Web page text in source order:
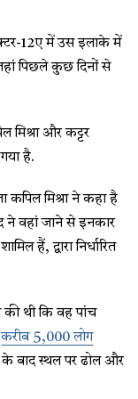
12ए में उस इलाके में
पिछले कुछ दिनों से
मिश्रा और कट्टर
है.
कपिल मिश्रा ने कहा है
ने वहां जाने से इनकार
हैं, द्वारा निर्धारित
की थी कि वह पांच
करीब 5,000 लोग
के बाद स्थल पर ढोल और